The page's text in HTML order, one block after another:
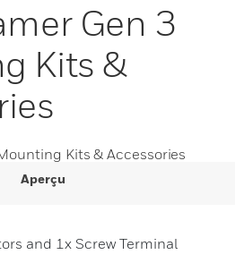
Gen 3
Kits &
Kits & Accessories
Aperçu